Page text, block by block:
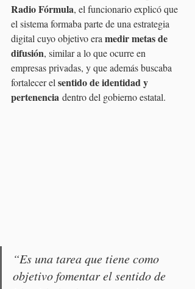
Radio Fórmula, el funcionario explicó que
el sistema formaba parte de una estrategia
digital cuyo objetivo era medir metas de
difusión, similar a lo que ocurre en
empresas privadas, y que además buscaba
fortalecer el sentido de identidad y
pertenencia dentro del gobierno estatal.
“Es una tarea que tiene como
objetivo fomentar el sentido de